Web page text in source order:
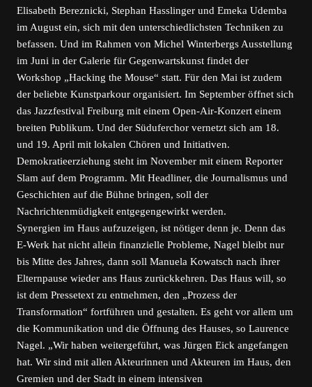
Elisabeth Bereznicki, Stephan Hasslinger und Emeka Udemba
im August ein, sich mit den unterschiedlichsten Techniken zu
befassen. Und im Rahmen von Michel Winterbergs Ausstellung
im Juni in der Galerie für Gegenwartskunst findet der
Workshop „Hacking the Mouse“ statt. Für den Mai ist zudem
der beliebte Kunstparkour organisiert. Im September öffnet sich
das Jazzfestival Freiburg mit einem Open-Air-Konzert einem
breiten Publikum. Und der Süduferchor vernetzt sich am 18.
und 19. April mit lokalen Chören und Initiativen.
Demokratieerziehung steht im November mit einem Reporter
Slam auf dem Programm. Mit Headliner, die Journalismus und
Geschichten auf die Bühne bringen, soll der
Nachrichtenmüdigkeit entgegengewirkt werden.
Synergien im Haus aufzuzeigen, ist nötiger denn je. Denn das
E-Werk hat nicht allein finanzielle Probleme, Nagel bleibt nur
bis Mitte des Jahres, dann soll Manuela Kowatsch nach ihrer
Elternpause wieder ans Haus zurückkehren. Das Haus will, so
ist dem Pressetext zu entnehmen, den „Prozess der
Transformation“ fortführen und gestalten. Es geht vor allem um
die Kommunikation und die Öffnung des Hauses, so Laurence
Nagel. „Wir haben weitergeführt, was Jürgen Eick angefangen
hat. Wir sind mit allen Akteurinnen und Akteuren im Haus, den
Gremien und der Stadt in einem intensiven